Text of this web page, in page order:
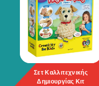
Σετ Καλλιτεχνικής
Δημιουργίας Κιτ